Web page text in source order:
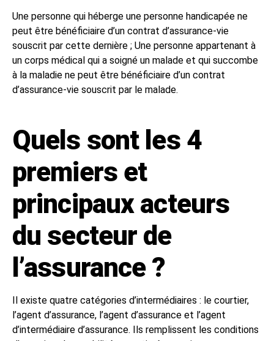
Une personne qui héberge une personne handicapée ne
peut être bénéficiaire d’un contrat d’assurance-vie
souscrit par cette dernière ; Une personne appartenant à
un corps médical qui a soigné un malade et qui succombe
à la maladie ne peut être bénéficiaire d’un contrat
d’assurance-vie souscrit par le malade.
Quels sont les 4
premiers et
principaux acteurs
du secteur de
l’assurance ?
Il existe quatre catégories d’intermédiaires : le courtier,
l’agent d’assurance, l’agent d’assurance et l’agent
d’intermédiaire d’assurance. Ils remplissent les conditions